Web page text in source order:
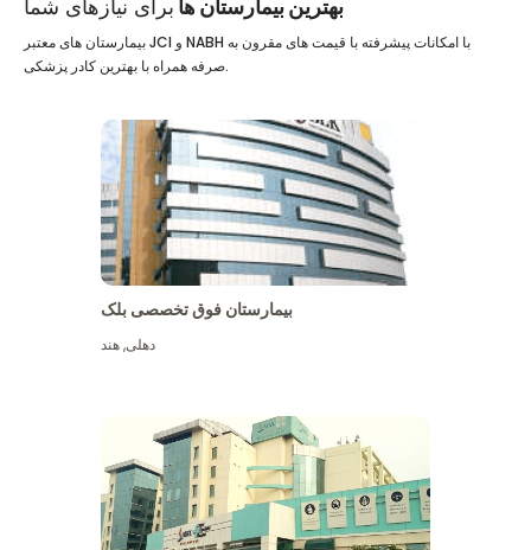
بهترین بیمارستان ها برای نیازهای شما
بیمارستان های معتبر JCI و NABH با امکانات پیشرفته با قیمت های مقرون به
صرفه همراه با بهترین کادر پزشکی.
بیمارستان فوق تخصصی بلک
دهلی,هند